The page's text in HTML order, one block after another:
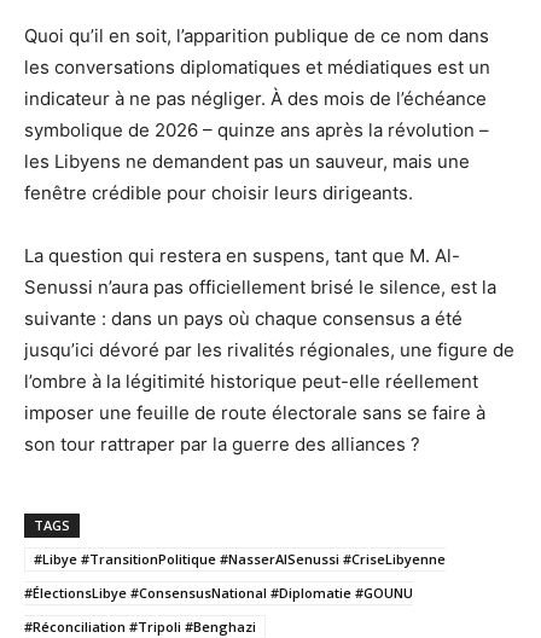
Quoi qu’il en soit, l’apparition publique de ce nom dans
les conversations diplomatiques et médiatiques est un
indicateur à ne pas négliger. À des mois de l’échéance
symbolique de 2026 – quinze ans après la révolution –
les Libyens ne demandent pas un sauveur, mais une
fenêtre crédible pour choisir leurs dirigeants.
La question qui restera en suspens, tant que M. Al-
Senussi n’aura pas officiellement brisé le silence, est la
suivante : dans un pays où chaque consensus a été
jusqu’ici dévoré par les rivalités régionales, une figure de
l’ombre à la légitimité historique peut-elle réellement
imposer une feuille de route électorale sans se faire à
son tour rattraper par la guerre des alliances ?
TAGS
#Libye #TransitionPolitique #NasserAlSenussi #CriseLibyenne
#ÉlectionsLibye #ConsensusNational #Diplomatie #GOUNU
#Réconciliation #Tripoli #Benghazi